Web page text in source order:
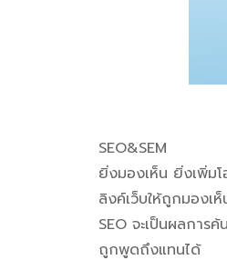
SEO&SEM
ยิ่งมองเห็น ยิ่งเพิ่ม
ลิงค์เว็บให้ถูกมองเ
SEO จะเป็นผลการ
ถูกพูดถึงแทนได้